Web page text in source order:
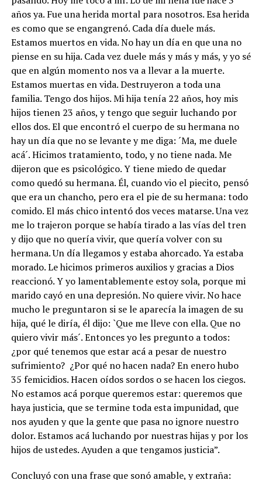
años ya. Fue una herida mortal para nosotros. Esa herida
es como que se engangrenó. Cada día duele más.
Estamos muertos en vida. No hay un día en que una no
piense en su hija. Cada vez duele más y más y más, y yo sé
que en algún momento nos va a llevar a la muerte.
Estamos muertas en vida. Destruyeron a toda una
familia. Tengo dos hijos. Mi hija tenía 22 años, hoy mis
hijos tienen 23 años, y tengo que seguir luchando por
ellos dos. El que encontró el cuerpo de su hermana no
hay un día que no se levante y me diga: ´Ma, me duele
acá´. Hicimos tratamiento, todo, y no tiene nada. Me
dijeron que es psicológico. Y tiene miedo de quedar
como quedó su hermana. Él, cuando vio el piecito, pensó
que era un chancho, pero era el pie de su hermana: todo
comido. El más chico intentó dos veces matarse. Una vez
me lo trajeron porque se había tirado a las vías del tren
y dijo que no quería vivir, que quería volver con su
hermana. Un día llegamos y estaba ahorcado. Ya estaba
morado. Le hicimos primeros auxilios y gracias a Dios
reaccionó. Y yo lamentablemente estoy sola, porque mi
marido cayó en una depresión. No quiere vivir. No hace
mucho le preguntaron si se le aparecía la imagen de su
hija, qué le diría, él dijo: `Que me lleve con ella. Que no
quiero vivir más´. Entonces yo les pregunto a todos:
¿por qué tenemos que estar acá a pesar de nuestro
sufrimiento? ¿Por qué no hacen nada? En enero hubo
35 femicidios. Hacen oídos sordos o se hacen los ciegos.
No estamos acá porque queremos estar: queremos que
haya justicia, que se termine toda esta impunidad, que
nos ayuden y que la gente que pasa no ignore nuestro
dolor. Estamos acá luchando por nuestras hijas y por los
hijos de ustedes. Ayuden a que tengamos justicia”.
Concluyó con una frase que sonó amable, y extraña: